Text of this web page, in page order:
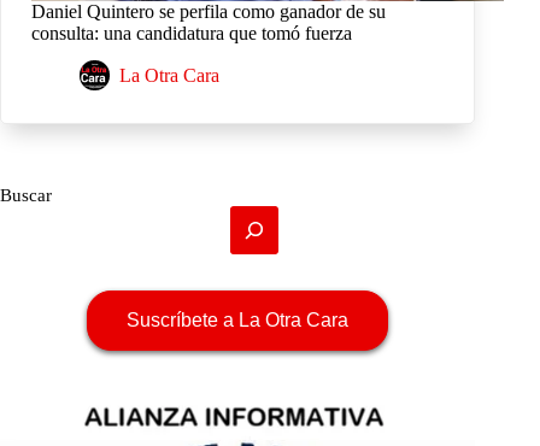
Daniel Quintero se perfila como ganador de su
consulta: una candidatura que tomó fuerza
La Otra Cara
Buscar
Suscríbete a La Otra Cara